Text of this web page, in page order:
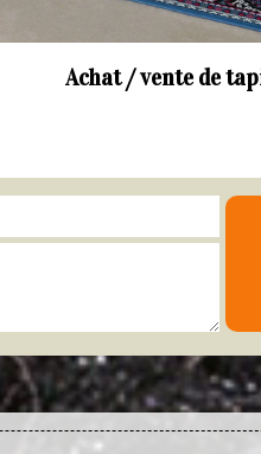
Achat / vente de